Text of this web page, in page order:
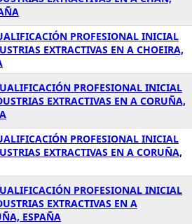
PROFESIONAL INICIAL
EXTRACTIVAS EN A CHOEIRA,
PROFESIONAL INICIAL
EXTRACTIVAS EN A CORUÑA,
PROFESIONAL INICIAL
EXTRACTIVAS EN A CORUÑA,
PROFESIONAL INICIAL
EXTRACTIVAS EN A
ESPAÑA